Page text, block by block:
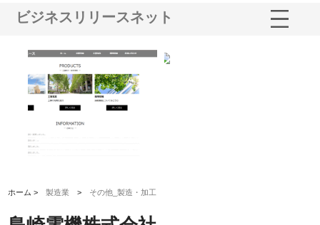
ビジネスリリースネット
イトが提供する充実した情報内
ホーム >製造業 > その他_製造・加工